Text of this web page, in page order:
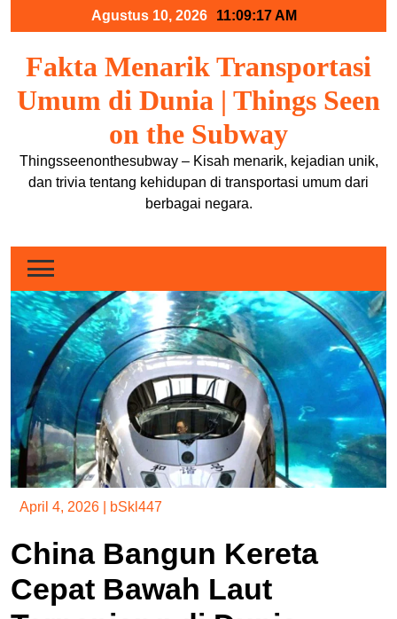
Agustus 10, 2026 11:09:17 AM
Fakta Menarik Transportasi
Umum di Dunia | Things Seen
on the Subway
Thingsseenonthesubway – Kisah menarik, kejadian unik,
dan trivia tentang kehidupan di transportasi umum dari
berbagai negara.
April 4, 2026 bSkl447
China Bangun Kereta
Cepat Bawah Laut